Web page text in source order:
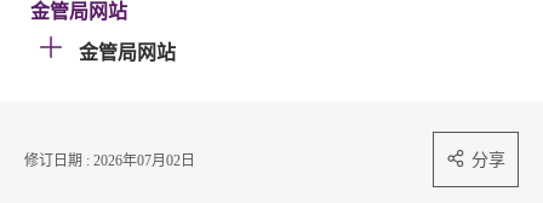
金管局网站
金管局网站
修订日期 : 2026年07月02日 分享